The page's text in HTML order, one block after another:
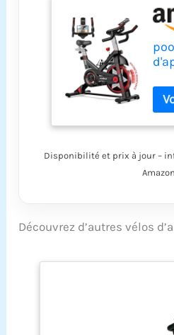
Disponibilité et prix à jour –
Amazon
Découvrez d’autres vélos